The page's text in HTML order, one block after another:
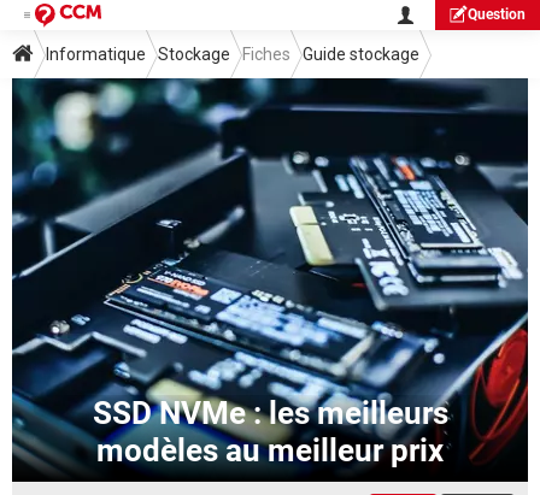
Question
Informatique Stockage Fiches Guide stockage
SSD NVMe : les meilleurs
modèles au meilleur prix